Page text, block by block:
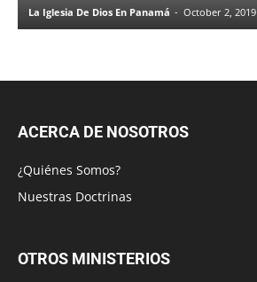
La Iglesia De Dios En Panamá - October 2, 2019
ACERCA DE NOSOTROS
¿Quiénes Somos?
Nuestras Doctrinas
OTROS MINISTERIOS